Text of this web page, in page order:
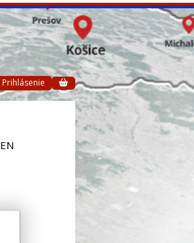
Prihlásenie
EN